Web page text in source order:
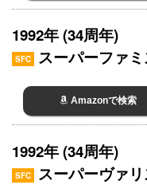
1992年 (34周年)
SFC スーパーファ
Amazonで検索
1992年 (34周年)
SFC スーパーヴァ